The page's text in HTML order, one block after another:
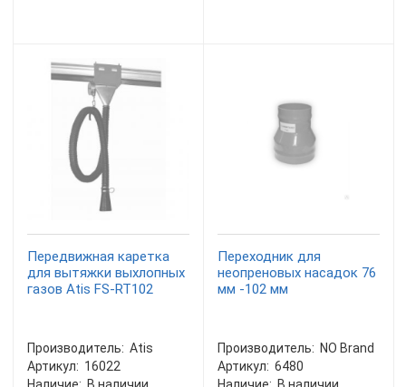
Передвижная каретка
для вытяжки выхлопных
газов Atis FS-RT102
Производитель: Atis
Артикул: 16022
Переходник для
неопреновых насадок 76
мм -102 мм
Производитель: NO Brand
Артикул: 6480